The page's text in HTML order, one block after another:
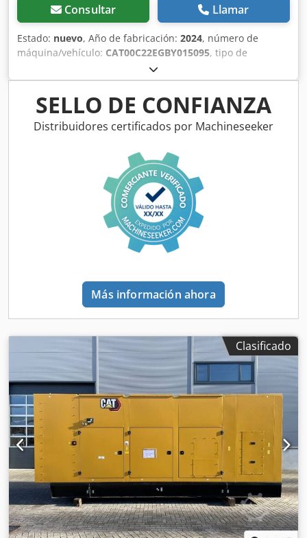
Consultar Llamar
Estado: nuevo, Año de fabricación: 2024, número de
máquina/vehículo: CAT00C22EGBY015095, tipo de
, fabricante de motores:
C2.2, Uso previsto: construcción Peso en vacío: 706 kg
Potencia del generador: 18 kVA Dimensiones de la zona de
carga: 171 x 88 x 127 cm Marcado CE: sí Capacidad del
depósito de agua: 55 l País de fabricación: CN Para obtener
DPX. = Opciones y accesorios adicionales = Dksdpfxezc Dvyj
Ag Rer - Batería - Panel de control - Techo de acero -
SELLO DE CONFIANZA
Distribuidores certificados por Machineseeker
Más información ahora
Clasificado